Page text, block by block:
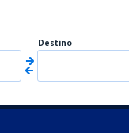
Destino